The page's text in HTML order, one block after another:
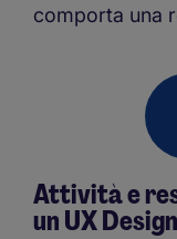
comporta una
Attività e
un UX